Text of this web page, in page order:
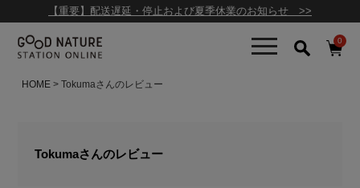
【重要】配送遅延・停止および夏季休業のお知らせ >>
0
HOME Tokumaさんのレビュー
Tokumaさんのレビュー